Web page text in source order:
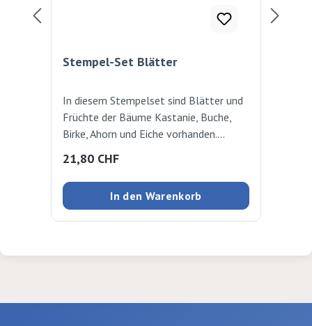
Stempel-Set Blätter
In diesem Stempelset sind Blätter und
Früchte der Bäume Kastanie, Buche,
Birke, Ahorn und Eiche vorhanden.
Herbststimmungen gestalten,
Ausmalen, kombinieren und die Bäume
kennen lernen. Inklusive Anleitung und
Infos zu den Bäumen. StempelØ: ca.
Regulärer Preis:
21,80 CHF
In den Warenkorb